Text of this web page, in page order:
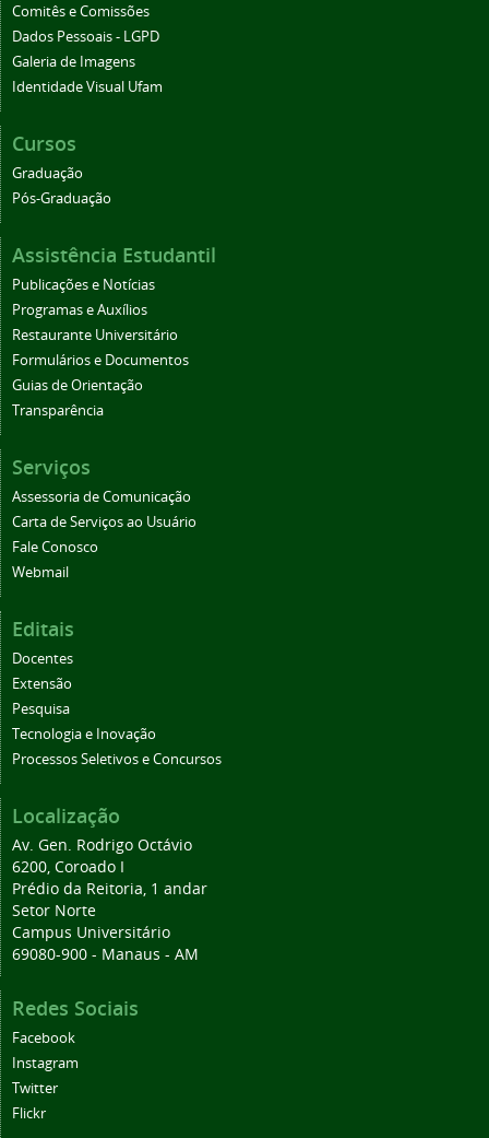
Comitês e Comissões
Dados Pessoais - LGPD
Galeria de Imagens
Identidade Visual Ufam
Cursos
Graduação
Pós-Graduação
Assistência Estudantil
Publicações e Notícias
Programas e Auxílios
Restaurante Universitário
Formulários e Documentos
Guias de Orientação
Transparência
Serviços
Assessoria de Comunicação
Carta de Serviços ao Usuário
Fale Conosco
Webmail
Editais
Docentes
Extensão
Pesquisa
Tecnologia e Inovação
Processos Seletivos e Concursos
Localização
Av. Gen. Rodrigo Octávio
6200, Coroado I
Prédio da Reitoria, 1 andar
Setor Norte
Campus Universitário
69080-900 - Manaus - AM
Redes Sociais
Facebook
Instagram
Twitter
Flickr